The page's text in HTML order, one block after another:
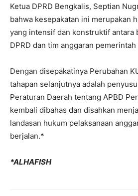
​Ketua DPRD Bengkalis, Septian
bahwa kesepakatan ini merupakan
yang intensif dan konstruktif antara
DPRD dan tim anggaran pemerintah
​Dengan disepakatinya Perubahan
tahapan selanjutnya adalah
Peraturan Daerah tentang APBD
kembali dibahas dan disahkan
landasan hukum pelaksanaan
berjalan.*
*ALHAFISH